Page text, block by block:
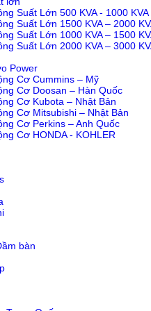
Suất Lớn 500 KVA - 1000 KVA
Suất Lớn 1500 KVA – 2000
Suất Lớn 1000 KVA – 1500
Suất Lớn 2000 KVA – 3000
Power
Cơ Cummins – Mỹ
Cơ Doosan – Hàn Quốc
Cơ Kubota – Nhật Bản
Cơ Mitsubishi – Nhật Bản
Cơ Perkins – Anh Quốc
Cơ HONDA - KOHLER
bàn